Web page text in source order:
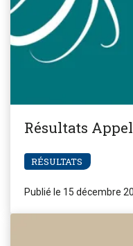
Résultats Appel
RÉSULTATS
Publié le 15 décembre